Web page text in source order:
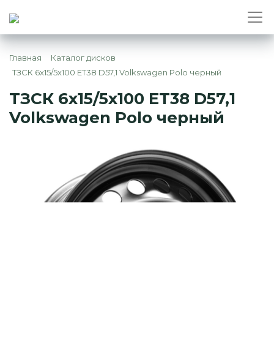
Главная
Каталог дисков
ТЗСК 6x15/5x100 ET38 D57,1 Volkswagen Polo черный
ТЗСК 6x15/5x100 ET38 D57,1
Volkswagen Polo черный